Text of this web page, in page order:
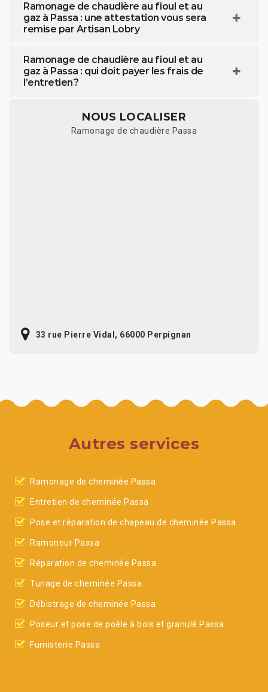
Ramonage de chaudière au fioul et au
gaz à Passa : une attestation vous sera
remise par Artisan Lobry
Ramonage de chaudière au fioul et au
gaz à Passa : qui doit payer les frais de
l’entretien ?
NOUS LOCALISER
Ramonage de chaudière Passa
33 rue Pierre Vidal, 66000 Perpignan
Autres services
Ramonage de cheminée Passa
Entretien de cheminée Passa
Pose et réparation de chapeau de cheminée Passa
Ramoneur Passa
Réparation de cheminée Passa
Tunage de cheminée Passa
Débistrage de cheminée Passa
Poseur et pose de poêle à bois et granulé Passa
Fumisterie Passa